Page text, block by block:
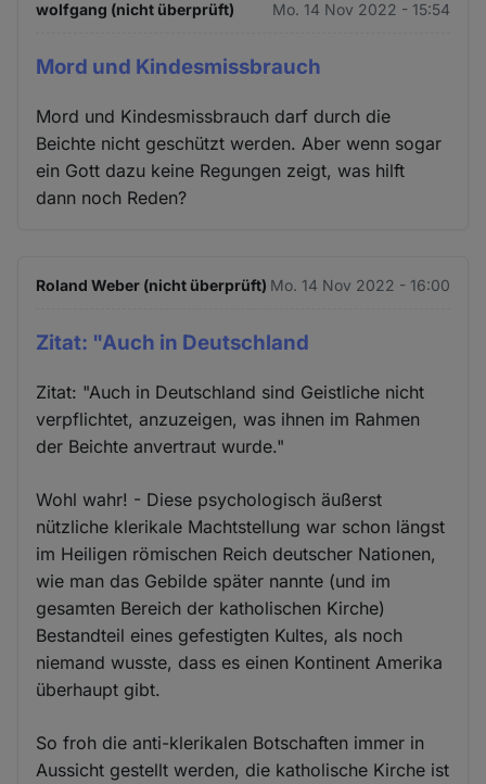
wolfgang (nicht überprüft) Mo. 14 Nov 2022 - 15:54
Mord und Kindesmissbrauch
Mord und Kindesmissbrauch darf durch die
Beichte nicht geschützt werden. Aber wenn sogar
ein Gott dazu keine Regungen zeigt, was hilft
dann noch Reden?
Roland Weber (nicht überprüft) Mo. 14 Nov 2022 - 16:00
Zitat: "Auch in Deutschland
Zitat: "Auch in Deutschland sind Geistliche nicht
verpflichtet, anzuzeigen, was ihnen im Rahmen
der Beichte anvertraut wurde."
Wohl wahr! - Diese psychologisch äußerst
nützliche klerikale Machtstellung war schon längst
im Heiligen römischen Reich deutscher Nationen,
wie man das Gebilde später nannte (und im
gesamten Bereich der katholischen Kirche)
Bestandteil eines gefestigten Kultes, als noch
niemand wusste, dass es einen Kontinent Amerika
überhaupt gibt.
So froh die anti-klerikalen Botschaften immer in
Aussicht gestellt werden, die katholische Kirche ist
Cookies